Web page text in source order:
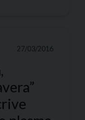
27/03/2016